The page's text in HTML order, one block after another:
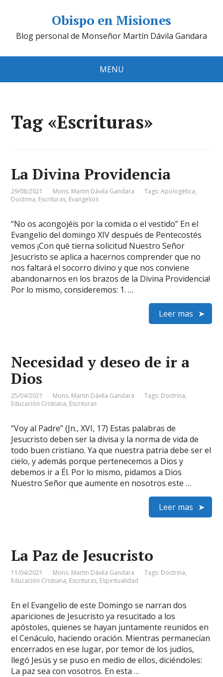
Obispo en Misiones
Blog personal de Monseñor Martín Dávila Gandara
MENU
Tag «Escrituras»
La Divina Providencia
29/08/2021 Mons. Martin Dávila Gandara Tags:Apologética,
Doctrina, Escrituras, Evangelios
“No os acongojéis por la comida o el vestido” En el
Evangelio del domingo XIV después de Pentecostés
vemos ¡Con qué tierna solicitud Nuestro Señor
Jesucristo se aplica a hacernos comprender que no
nos faltará el socorro divino y que nos conviene
abandonarnos en los brazos de la Divina Providencia!
Por lo mismo, consideremos: 1. …
Leer mas
Necesidad y deseo de ir a
Dios
25/04/2021 Mons. Martin Dávila Gandara Tags: Doctrina,
Educación Cristiana, Escrituras
“Voy al Padre” (Jn., XVI, 17) Estas palabras de
Jesucristo deben ser la divisa y la norma de vida de
todo buen cristiano. Ya que nuestra patria debe ser el
cielo, y además porque pertenecemos a Dios y
debemos ir a Él. Por lo mismo, pidamos a Dios
Nuestro Señor que aumente en nosotros este …
Leer mas
La Paz de Jesucristo
11/04/2021 Mons. Martin Dávila Gandara Tags: Doctrina,
Educación Cristiana, Escrituras, Espiritualidad
En el Evangelio de este Domingo se narran dos
apariciones de Jesucristo ya resucitado a los
apóstoles, quienes se hayan juntamente reunidos en
el Cenáculo, haciendo oración. Mientras permanecían
encerrados en ese lugar, por temor de los judíos,
llegó Jesús y se puso en medio de ellos, diciéndoles:
La paz sea con vosotros. En esta …